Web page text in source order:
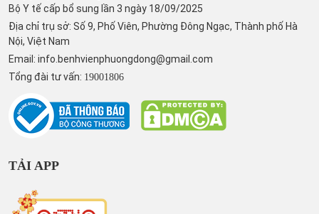
Bộ Y tế cấp bổ sung lần 3 ngày 18/09/2025
Địa chỉ trụ sở: Số 9, Phố Viên, Phường Đông Ngạc, Thành phố Hà
Nội, Việt Nam
Email: info.benhvienphuongdong@gmail.com
Tổng đài tư vấn: 19001806
TẢI APP